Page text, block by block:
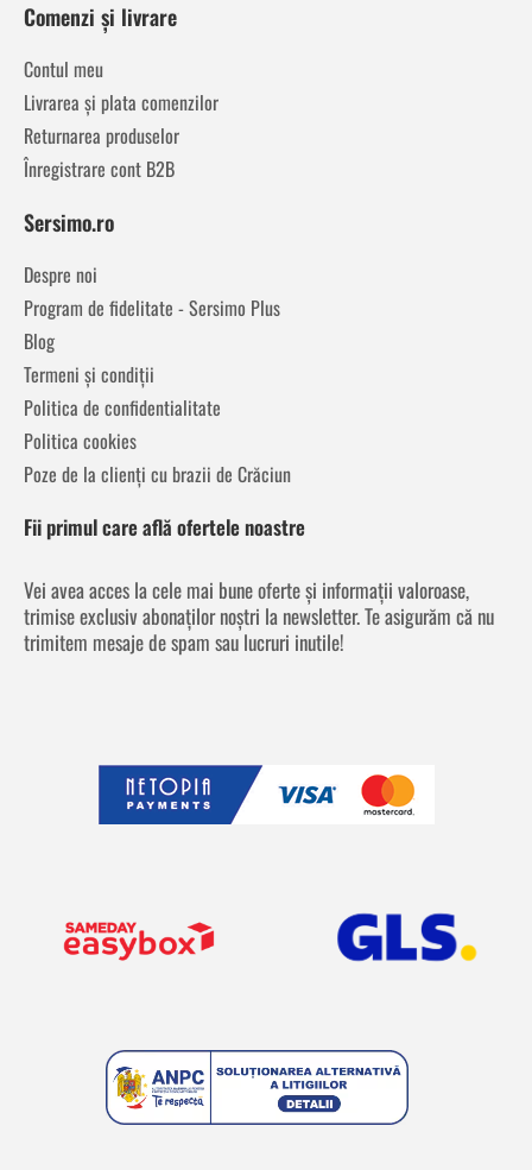
Comenzi și livrare
Contul meu
Livrarea și plata comenzilor
Returnarea produselor
Înregistrare cont B2B
Sersimo.ro
Despre noi
Program de fidelitate - Sersimo Plus
Blog
Termeni și condiții
Politica de confidentialitate
Politica cookies
Poze de la clienți cu brazii de Crăciun
Fii primul care află ofertele noastre
Vei avea acces la cele mai bune oferte și informații valoroase,
trimise exclusiv abonaților noștri la newsletter. Te asigurăm că nu
trimitem mesaje de spam sau lucruri inutile!